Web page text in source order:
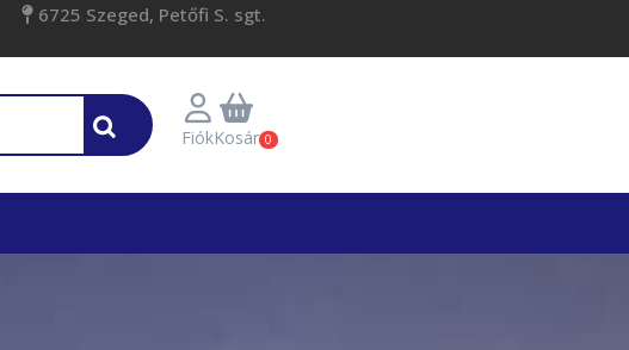
6725 Szeged, Petőfi S. sgt.
FiókKosár 0